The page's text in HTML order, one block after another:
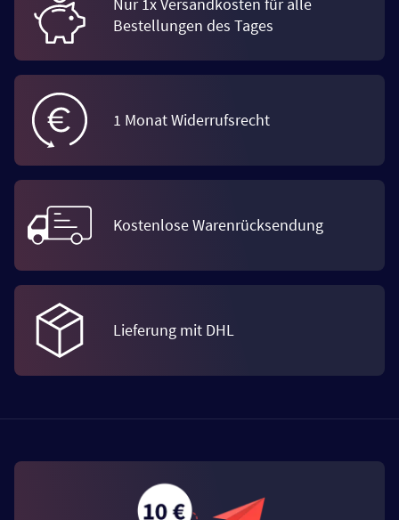
Bestellungen des Tages
1 Monat Widerrufsrecht
Kostenlose Warenrücksendung
Lieferung mit DHL